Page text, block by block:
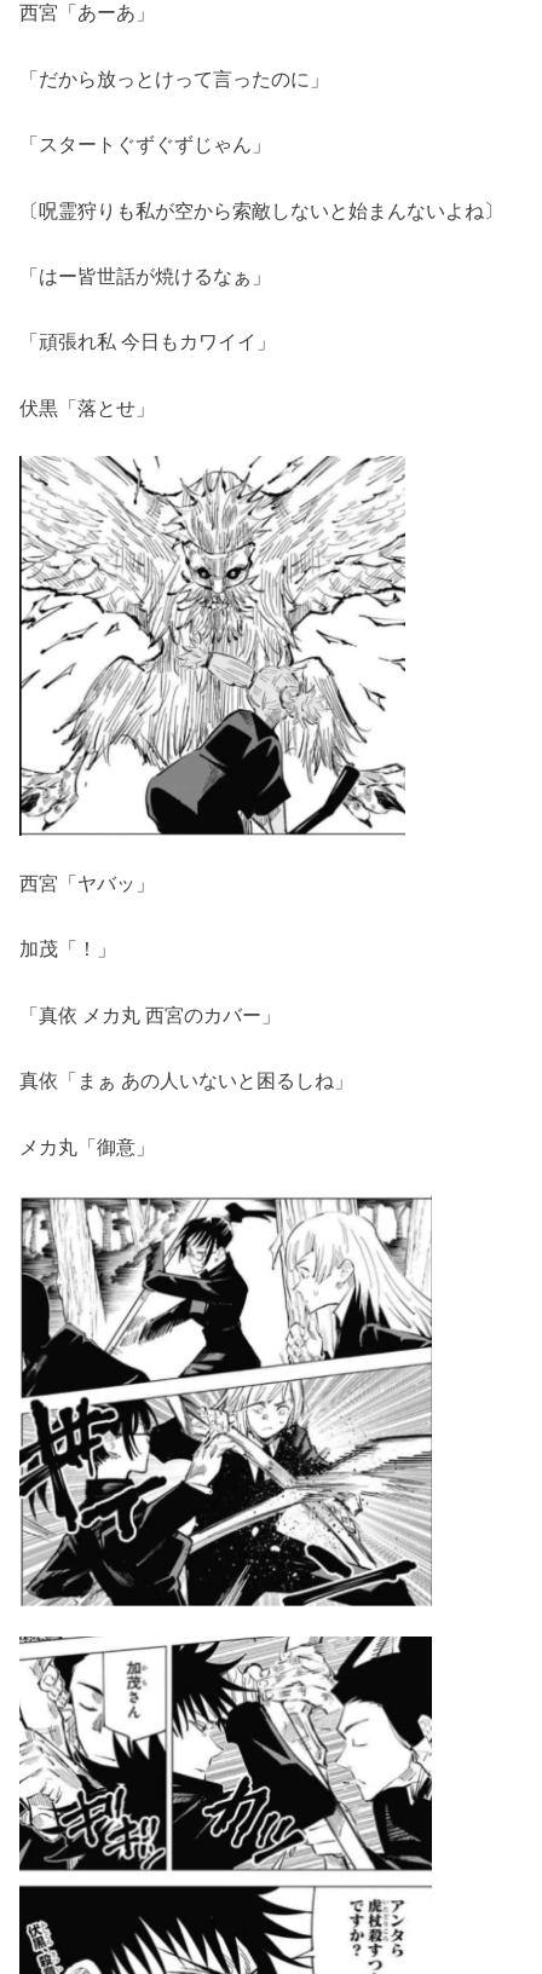
西宮「あーあ」
「だから放っとけって言ったのに」
「スタートぐずぐずじゃん」
〔呪霊狩りも私が空から索敵しないと始まんないよね〕
「はー皆世話が焼けるなぁ」
「頑張れ私 今日もカワイイ」
伏黒「落とせ」
西宮「ヤバッ」
加茂「！」
「真依 メカ丸 西宮のカバー」
真依「まぁ あの人いないと困るしね」
メカ丸「御意」